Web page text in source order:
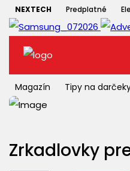
NEXTECH Predplatné
Magazín Tipy na
Zrkadlovky